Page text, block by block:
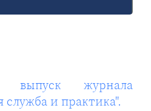
журнала
служба и практика".